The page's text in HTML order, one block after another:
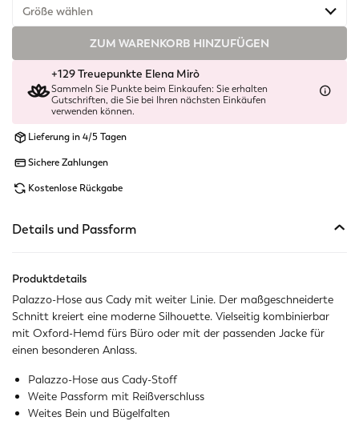
Größe wählen
Nicht verfügbar
Nicht verfügbarÄhnliche Artikel anzeigen
ZUM WARENKORB HINZUFÜGEN
+129 Treuepunkte Elena Mirò
Sammeln Sie Punkte beim Einkaufen: Sie erhalten
Gutschriften, die Sie bei Ihren nächsten Einkäufen
verwenden können.
Lieferung in 4/5 Tagen
Sichere Zahlungen
Kostenlose Rückgabe
Details und Passform
Produktdetails
Palazzo-Hose aus Cady mit weiter Linie. Der maßgeschneiderte
Schnitt kreiert eine moderne Silhouette. Vielseitig kombinierbar
mit Oxford-Hemd fürs Büro oder mit der passenden Jacke für
einen besonderen Anlass.
Palazzo-Hose aus Cady-Stoff
Weite Passform mit Reißverschluss
Weites Bein und Bügelfalten